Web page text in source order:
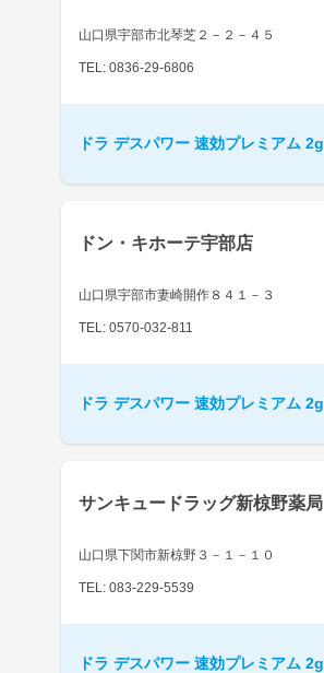
山口県宇部市北琴芝２－２－４５
TEL: 0836-29-6806
ドラ デスパワー 速効プレミアム
ドン・キホーテ宇部店
山口県宇部市妻崎開作８４１－３
TEL: 0570-032-811
ドラ デスパワー 速効プレミアム
サンキュードラッグ新椋野薬局
山口県下関市新椋野３－１－１０
TEL: 083-229-5539
ドラ デスパワー 速効プレミアム